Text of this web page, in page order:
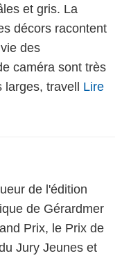
et gris. La
décors racontent
des
caméra sont très
travell Lire
de l'édition
de Gérardmer
Prix, le Prix de
Jury Jeunes et